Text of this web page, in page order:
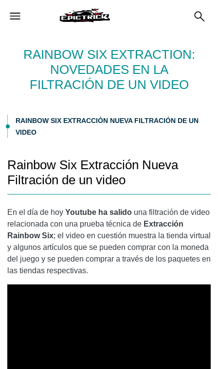
RAINBOW SIX EXTRACTION:
NOVEDADES EN LA
FILTRACIÓN DE UN VIDEO
RAINBOW SIX EXTRACCIÓN NUEVA FILTRACIÓN DE UN
VIDEO
Rainbow Six Extracción Nueva
Filtración de un video
En el día de hoy Youtube ha salido una filtración de video
relacionada con una prueba técnica de Extracción
Rainbow Six; el video en cuestión muestra la tienda virtual
y algunos artículos que se pueden comprar con la moneda
del juego y se pueden comprar a través de los paquetes en
las tiendas respectivas.